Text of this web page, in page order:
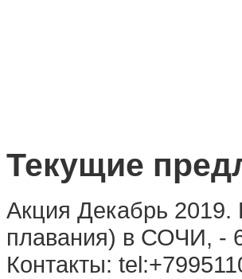
Текущие
Акция Декабрь 2019.
плавания) в СОЧИ, -
Контакты: